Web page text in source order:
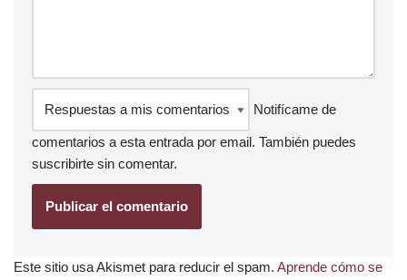
Notifícame de
comentarios a esta entrada por email. También puedes
suscribirte sin comentar.
Este sitio usa Akismet para reducir el spam. Aprende cómo se